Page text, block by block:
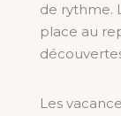
de rythme.
place au
Les